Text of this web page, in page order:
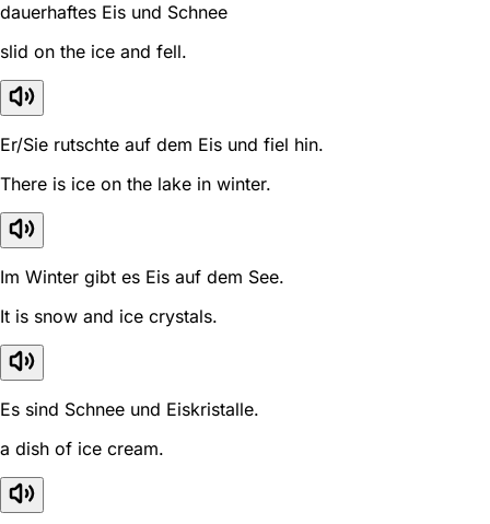
dauerhaftes Eis und Schnee
slid on the ice and fell.
Er/Sie rutschte auf dem Eis und fiel hin.
There is ice on the lake in winter.
Im Winter gibt es Eis auf dem See.
It is snow and ice crystals.
Es sind Schnee und Eiskristalle.
a dish of ice cream.